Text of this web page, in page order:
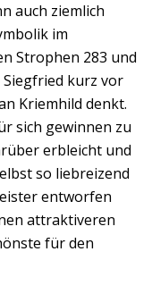
auch ziemlich
im
Strophen 283 und
Siegfried kurz vor
Kriemhild denkt.
sich gewinnen zu
erbleicht und
so liebreizend
entworfen
attraktiveren
für den